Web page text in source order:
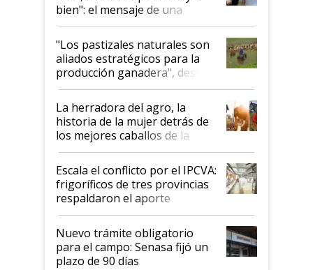
bien": el mensaje de una
ganadera uruguaya sobre las
oportunidades que se abren
para el agro en Argentina, con
foco en la carne
"Los pastizales naturales son
aliados estratégicos para la
producción ganadera", destaca
la iniciativa que ya reúne a 46
establecimientos en Argentina
La herradora del agro, la
historia de la mujer detrás de
los mejores caballos de la
Argentina y los mitos que
todavía hacen sufrir a estos
animales: "Mientras me
descalificaban, yo seguí
haciendo currículum"
Escala el conflicto por el IPCVA:
frigoríficos de tres provincias
respaldaron el aporte
obligatorio
Nuevo trámite obligatorio
para el campo: Senasa fijó un
plazo de 90 días